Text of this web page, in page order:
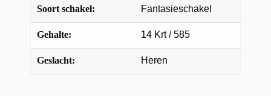
Soort schakel: Fantasieschakel
Gehalte: 14 Krt / 585
Geslacht: Heren